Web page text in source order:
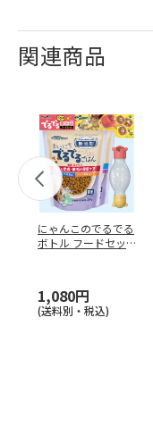
関連商品
にゃんこのでるでる
ボトル フードセッ
1,080円
(送料別・税込)